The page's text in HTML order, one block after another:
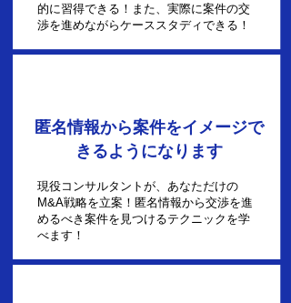
的に習得できる！また、実際に案件の交
渉を進めながらケーススタディできる！
匿名情報から案件をイメージで
きるようになります
現役コンサルタントが、あなただけの
M&A戦略を立案！匿名情報から交渉を進
めるべき案件を見つけるテクニックを学
べます！